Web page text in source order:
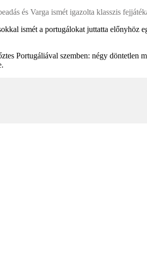
és Varga ismét igazolta klasszis
ismét a portugálokat juttatta
Portugáliával szemben: négy döntetlen